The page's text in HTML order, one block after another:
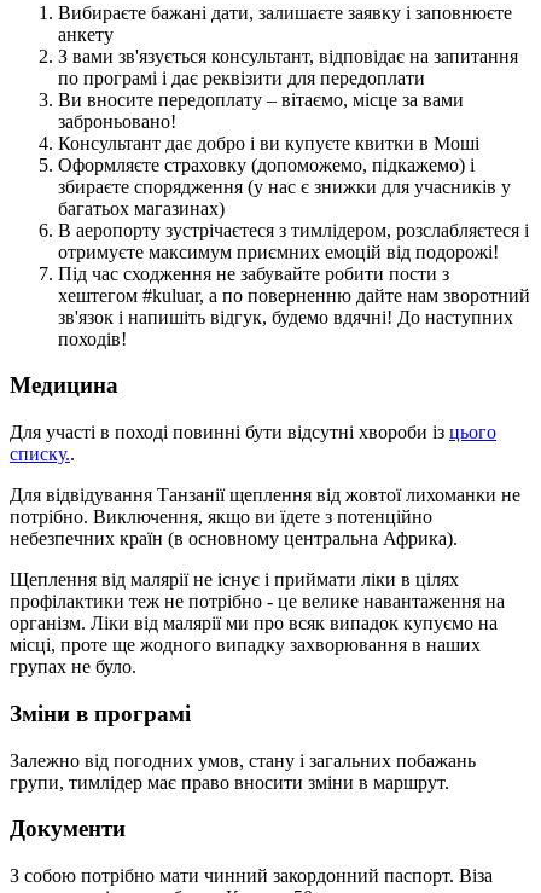
Вибираєте бажані дати, залишаєте заявку і заповнюєте
анкету
З вами зв'язується консультант, відповідає на запитання
по програмі і дає реквізити для передоплати
Ви вносите передоплату – вітаємо, місце за вами
заброньовано!
Консультант дає добро і ви купуєте квитки в Моші
Оформляєте страховку (допоможемо, підкажемо) і
збираєте спорядження (у нас є знижки для учасників у
багатьох магазинах)
В аеропорту зустрічаєтеся з тимлідером, розслабляєтеся і
отримуєте максимум приємних емоцій від подорожі!
Під час сходження не забувайте робити пости з
хештегом #kuluar, а по поверненню дайте нам зворотний
зв'язок і напишіть відгук, будемо вдячні! До наступних
походів!
Медицина
Для участі в поході повинні бути відсутні хвороби із цього
списку..
Для відвідування Танзанії щеплення від жовтої лихоманки не
потрібно. Виключення, якщо ви їдете з потенційно
небезпечних країн (в основному центральна Африка).
Щеплення від малярії не існує і приймати ліки в цілях
профілактики теж не потрібно - це велике навантаження на
організм. Ліки від малярії ми про всяк випадок купуємо на
місці, проте ще жодного випадку захворювання в наших
групах не було.
Зміни в програмі
Залежно від погодних умов, стану і загальних побажань
групи, тимлідер має право вносити зміни в маршрут.
Документи
З собою потрібно мати чинний закордонний паспорт. Віза